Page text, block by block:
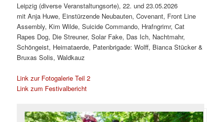
Leipzig (diverse Veranstaltungsorte), 22. und 23.05.2026
mit Anja Huwe, Einstürzende Neubauten, Covenant, Front Line
Assembly, Kim Wilde, Suicide Commando, Hrafngrimr, Cat
Rapes Dog, Die Streuner, Solar Fake, Das Ich, Nachtmahr,
Schöngeist, Heimataerde, Patenbrigade: Wolff, Bianca Stücker &
Bruxas Solis, Waldkauz
Link zur Fotogalerie Teil 2
Link zum Festivalbericht